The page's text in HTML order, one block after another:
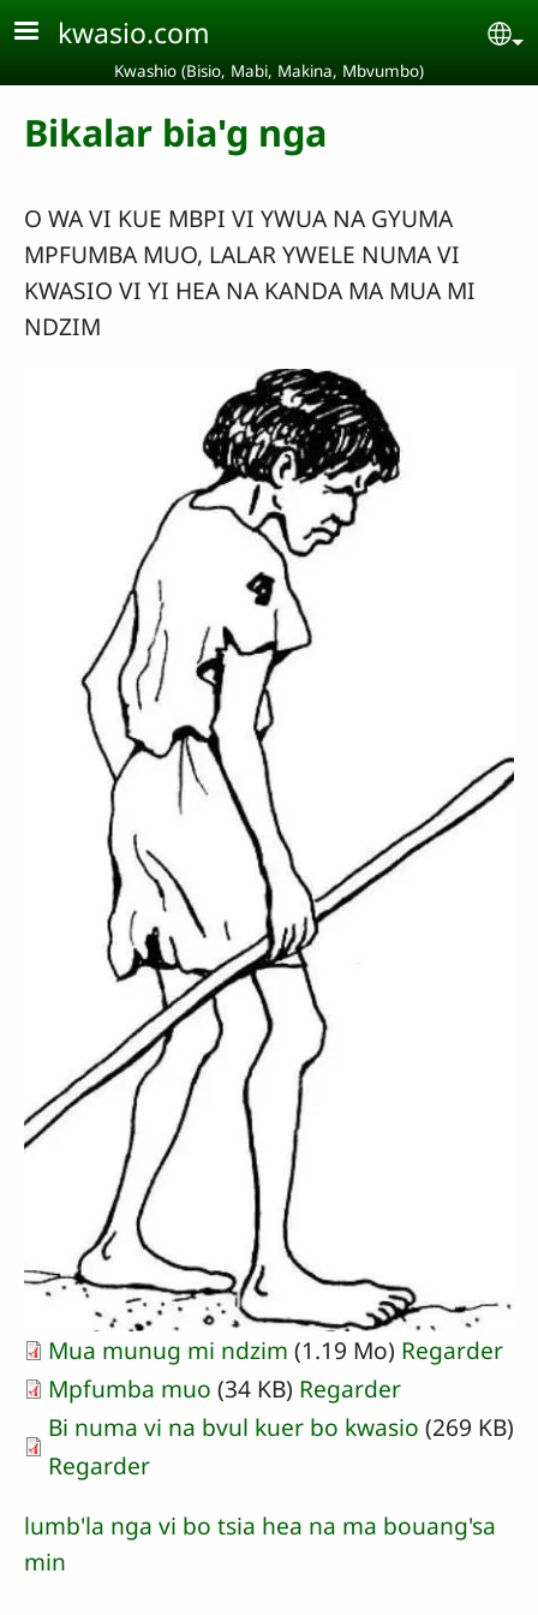
Aller au contenu principal
kwasio.com
Kwashio (Bisio, Mabi, Makina, Mbvumbo)
Bikalar bia'g nga
O WA VI KUE MBPI VI YWUA NA GYUMA
MPFUMBA MUO, LALAR YWELE NUMA VI
KWASIO VI YI HEA NA KANDA MA MUA MI
NDZIM
Mua munug mi ndzim (1.19 Mo) Regarder
Mpfumba muo (34 KB) Regarder
Bi numa vi na bvul kuer bo kwasio (269 KB)
Regarder
lumb'la nga vi bo tsia hea na ma bouang'sa
min